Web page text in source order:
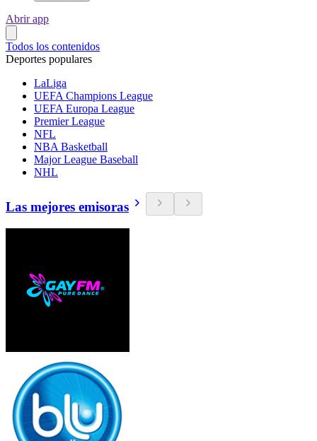
Abrir app
Todos los contenidos
Deportes populares
LaLiga
UEFA Champions League
UEFA Europa League
Premier League
NFL
NBA Basketball
Major League Baseball
NHL
Las mejores emisoras